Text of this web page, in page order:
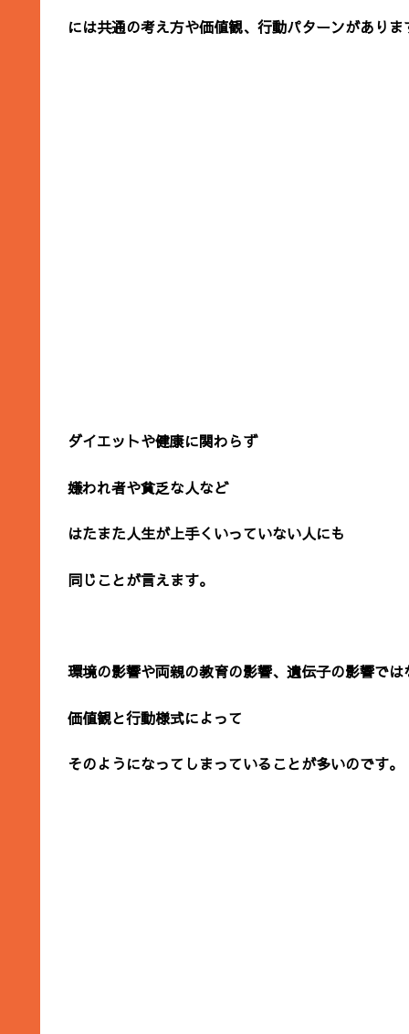
には共通の考え方や価値観、行動パターンがありま
ダイエットや健康に関わらず
嫌われ者や貧乏な人など
はたまた人生が上手くいっていない人にも
同じことが言えます。
環境の影響や両親の教育の影響、遺伝子の影響では
価値観と行動様式によって
そのようになってしまっていることが多いのです。